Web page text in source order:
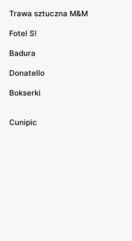
Trawa sztuczna M&M
Fotel S!
Badura
Donatello
Bokserki
Cunipic